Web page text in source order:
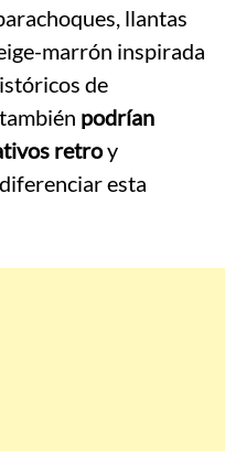
llantas
marrón inspirada
de
podrían
retroy
esta